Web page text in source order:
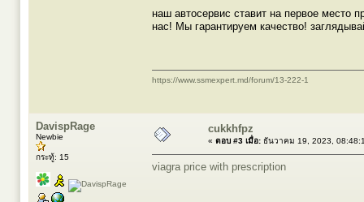
наш автосервис ставит на первое место
нас! Мы гарантируем качество!
https://www.ssmexpert.md/forum/13-222-1
DavispRage
Newbie
กระทู้: 15
cukkhfpz
« ตอบ #3 เมื่อ: ธันวาคม 19, 2023,
viagra price with prescription